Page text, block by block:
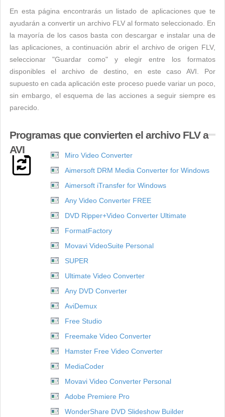
En esta página encontrarás un listado de aplicaciones que te
ayudarán a convertir un archivo FLV al formato seleccionado. En
la mayoría de los casos basta con descargar e instalar una de
las aplicaciones, a continuación abrir el archivo de origen FLV,
seleccionar "Guardar como" y elegir entre los formatos
disponibles el archivo de destino, en este caso AVI. Por
supuesto en cada aplicación este proceso puede variar un poco,
sin embargo, el esquema de las acciones a seguir siempre es
parecido.
Programas que convierten el archivo FLV a
AVI
Miro Video Converter
Aimersoft DRM Media Converter for Windows
Aimersoft iTransfer for Windows
Any Video Converter FREE
DVD Ripper+Video Converter Ultimate
FormatFactory
Movavi VideoSuite Personal
SUPER
Ultimate Video Converter
Any DVD Converter
AviDemux
Free Studio
Freemake Video Converter
Hamster Free Video Converter
MediaCoder
Movavi Video Converter Personal
Adobe Premiere Pro
WonderShare DVD Slideshow Builder